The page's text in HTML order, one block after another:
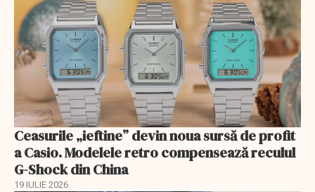
Ceasurile „ieftine” devin noua sursă de profit
a Casio. Modelele retro compensează reculul
G-Shock din China
19 IULIE 2026